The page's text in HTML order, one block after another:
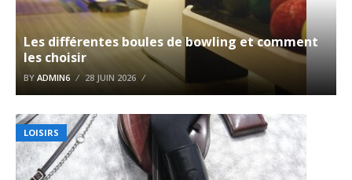
Les différentes boules de bowling et comment
les choisir
BY ADMIN6 28 JUIN 2026
LOISIRS